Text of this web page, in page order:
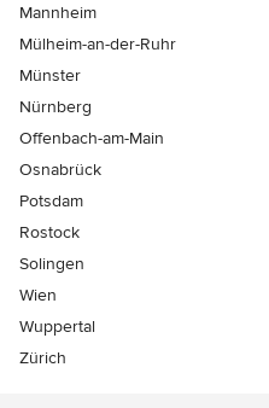
Mannheim
Mülheim-an-der-Ruhr
Münster
Nürnberg
Offenbach-am-Main
Osnabrück
Potsdam
Rostock
Solingen
Wien
Wuppertal
Zürich